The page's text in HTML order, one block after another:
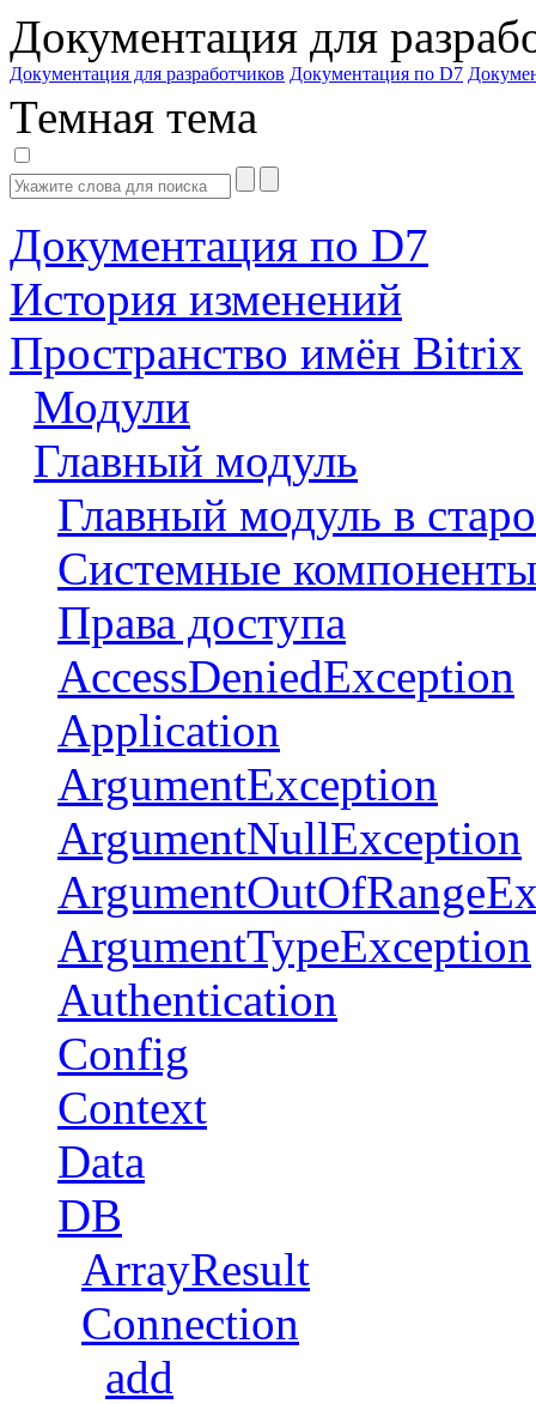
Документация для
Документация для разработчиков Документация по D7
Темная тема
Документация по D7
История изменений
Пространство имён Bitrix
Модули
Главный модуль
Главный модуль в
Системные компоненты
Права доступа
AccessDeniedException
Application
ArgumentException
ArgumentNullException
ArgumentTypeException
Authentication
Config
Context
Data
DB
ArrayResult
Connection
add